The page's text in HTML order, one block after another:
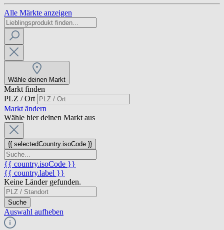
Alle Märkte anzeigen
Wähle deinen Markt
Markt finden
PLZ / Ort
Markt ändern
Wähle hier deinen Markt aus
{{ selectedCountry.isoCode }}
{{ country.isoCode }}
{{ country.label }}
Keine Länder gefunden.
Suche
Auswahl aufheben